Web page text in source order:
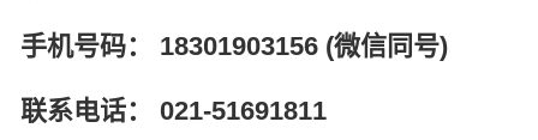
手机号码： 18301903156 (微信同号)
联系电话： 021-51691811